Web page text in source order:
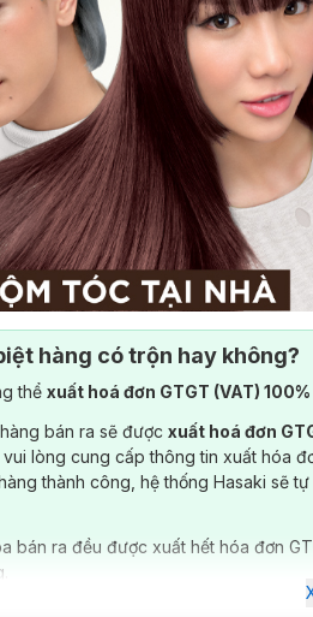
Tóc Garnier Color Naturals Crème
Nâu Tự Nhiên (Phù hợp với tóc phủ
Nâu Caramel
Nâu Ánh Vàng
hàng có trộn hay không?
thể xuất hoá đơn GTGT (VAT) 100%
bán ra sẽ được xuất hoá đơn
lòng cung cấp thông tin xuất hóa
thành công, hệ thống Hasaki sẽ
bán ra đều được xuất hết hóa đơn